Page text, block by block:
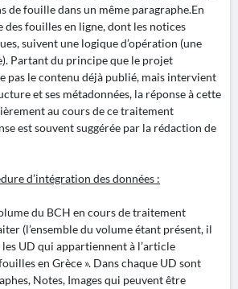
de fouille dans un même paragraphe.En
des fouilles en ligne, dont les notices
suivent une logique d’opération (une
Partant du principe que le projet
pas le contenu déjà publié, mais intervient
et ses métadonnées, la réponse à cette
au cours de ce traitement
est souvent suggérée par la rédaction de
d’intégration des données :
du BCH en cours de traitement
(l’ensemble du volume étant présent, il
UD qui appartiennent à l’article
en Grèce ». Dans chaque UD sont
Notes, Images qui peuvent être